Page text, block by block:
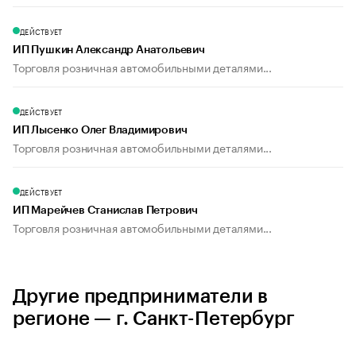
ДЕЙСТВУЕТ
ИП Пушкин Александр Анатольевич
Торговля розничная автомобильными деталями...
ДЕЙСТВУЕТ
ИП Лысенко Олег Владимирович
Торговля розничная автомобильными деталями...
ДЕЙСТВУЕТ
ИП Марейчев Станислав Петрович
Торговля розничная автомобильными деталями...
Другие предприниматели в
регионе — г. Санкт-Петербург